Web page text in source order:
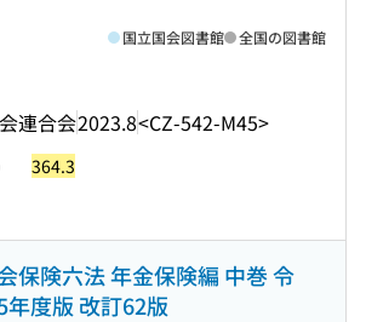
連合会2023.8<CZ-542-M45>
国立国会図書館 全国の図書館
364.3
保険六法 年金保険編 中巻 令
年度版 改訂62版